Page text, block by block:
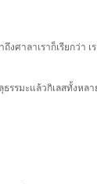
งศาลาเราก็เรียกว่า เ
ธรรมะแล้วกิเลสทั้ง